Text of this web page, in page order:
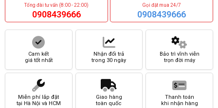
Tổng đài tư vấn (8:00 - 22:00)
0908439666
Gọi đặt mua 24/7
0908439666
Cam kết
giá tốt nhất
Nhận đổi trả
trong 30 ngày
Bảo trì vĩnh viễn
trọn đời máy
Miễn phí lắp đặt
tại Hà Nội và HCM
Giao hàng
toàn quốc
Thanh toán
khi nhận hàng